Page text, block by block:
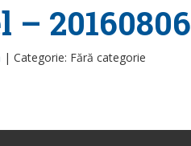
20160806
| Categorie: Fără categorie